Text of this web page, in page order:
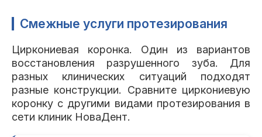
Смежные услуги протезирования
Циркониевая коронка. Один из вариантов
восстановления разрушенного зуба. Для
разных клинических ситуаций подходят
разные конструкции. Сравните циркониевую
коронку с другими видами протезирования в
сети клиник НоваДент.